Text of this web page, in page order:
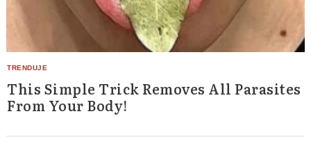
This Simple Trick Removes All Parasites
From Your Body!